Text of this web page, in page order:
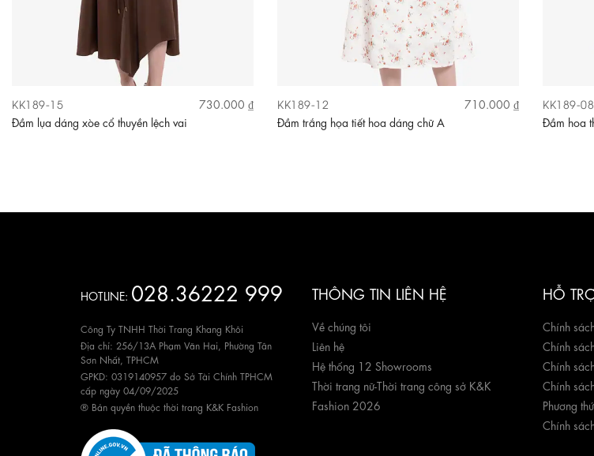
KK189-15
730.000 ₫
Đầm lụa dáng xòe cổ thuyền lệch vai
KK189-12
710.000 ₫
Đầm trắng họa tiết hoa dáng chữ A
KK189-08
Đầm hoa
HOTLINE: 028.36222 999
Công Ty TNHH Thời Trang Khang Khôi
Địa chỉ: 256/13A Phạm Văn Hai, Phường Tân
Sơn Nhất, TPHCM
GPKD: 0319140957 do Sở Tài Chính TPHCM
cấp ngày 04/09/2025
® Bản quyền thuộc thời trang K&K Fashion
THÔNG TIN LIÊN HỆ
Về chúng tôi
Liên hệ
Hệ thống 12 Showrooms
Thời trang nữ-Thời trang công sở K&K
Fashion 2026
HỖ
Chính
Chính
Chính
Chính
Phương
Chính